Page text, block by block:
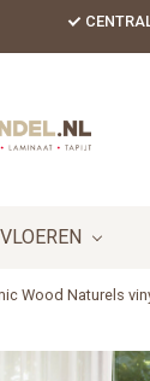
Wood Naturels